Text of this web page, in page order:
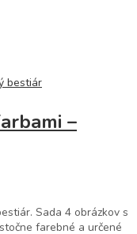
–
Sada 4 obrázkov s
farebné a určené